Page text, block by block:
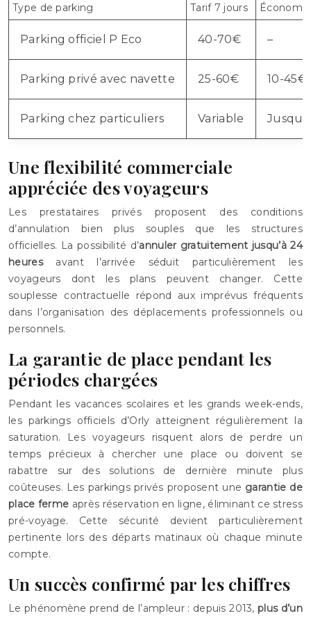
Type de parking Tarif 7 jours
Parking officiel P Eco 40-70€ –
Parking privé avec navette 25-60€ 10-45€
Parking chez particuliers Variable
Une flexibilité commerciale
appréciée des voyageurs
Les prestataires privés proposent des conditions
d’annulation bien plus souples que les structures
officielles. La possibilité d’annuler gratuitement jusqu’à 24
heuresavant l’arrivée séduit particulièrement les
voyageurs dont les plans peuvent changer. Cette
souplesse contractuelle répond aux imprévus fréquents
dans l’organisation des déplacements professionnels ou
personnels.
La garantie de place pendant les
périodes chargées
Pendant les vacances scolaires et les grands week-ends,
les parkings officiels d’Orly atteignent régulièrement la
saturation. Les voyageurs risquent alors de perdre un
temps précieux à chercher une place ou doivent se
rabattre sur des solutions de dernière minute plus
coûteuses. Les parkings privés proposent une garantie de
place ferme après réservation en ligne, éliminant ce stress
pré-voyage. Cette sécurité devient particulièrement
pertinente lors des départs matinaux où chaque minute
compte.
Un succès confirmé par les chiffres
Le phénomène prend de l’ampleur : depuis 2013,plus d’un